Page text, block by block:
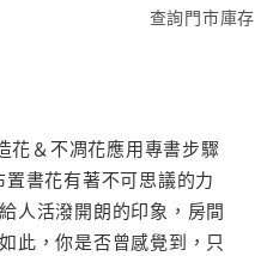
查詢門市庫存
花＆不凋花應用專書步驟
書花有著不可思議的力
人活潑開朗的印象，房間
此，你是否曾感覺到，只